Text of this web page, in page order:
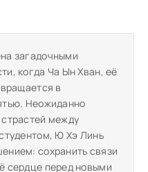
загадочными
когда Ча Ын Хван, её
в
Неожиданно
между
Ю Хэ Линь
сохранить связи
сердце перед новыми